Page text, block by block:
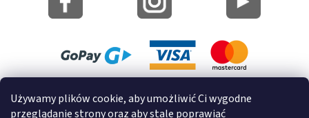
Używamy plików cookie, aby umożliwić Ci wygodne
przeglądanie strony oraz aby stale poprawiać